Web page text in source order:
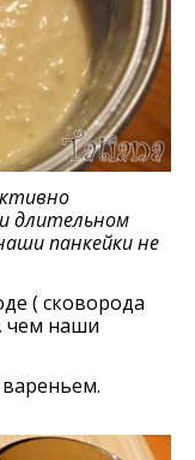
длительном
панкейки не
( сковорода
чем наши